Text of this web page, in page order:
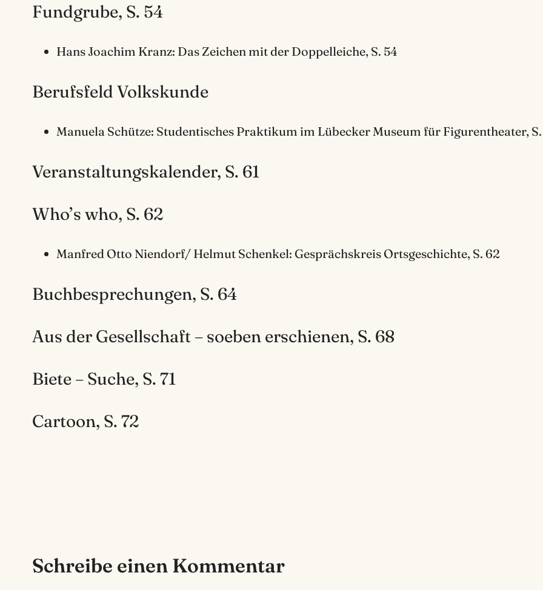
Fundgrube, S. 54
Hans Joachim Kranz: Das Zeichen mit der Doppelleiche, S. 54
Berufsfeld Volkskunde
Manuela Schütze: Studentisches Praktikum im Lübecker Museum für Figurentheater, S.
Veranstaltungskalender, S. 61
Who’s who, S. 62
Manfred Otto Niendorf/ Helmut Schenkel: Gesprächskreis Ortsgeschichte, S. 62
Buchbesprechungen, S. 64
Aus der Gesellschaft – soeben erschienen, S. 68
Biete – Suche, S. 71
Cartoon, S. 72
Schreibe einen Kommentar